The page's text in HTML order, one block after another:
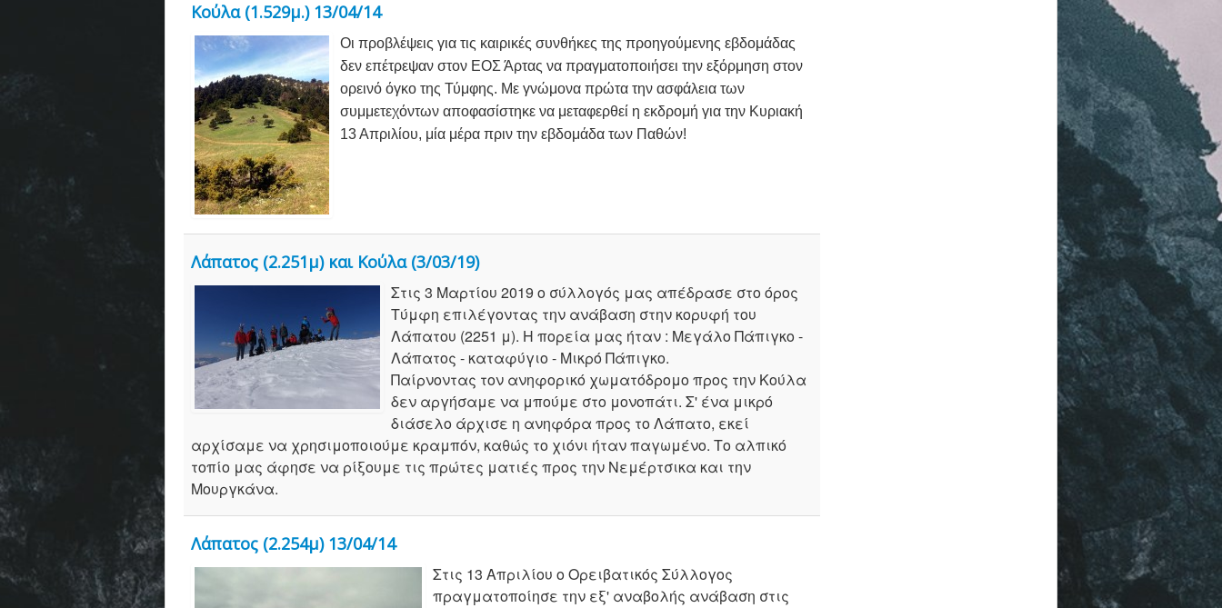
Κούλα (1.529μ.) 13/04/14
Οι προβλέψεις για τις καιρικές συνθήκες της προηγούμενης εβδομάδας
δεν επέτρεψαν στον ΕΟΣ Άρτας να πραγματοποιήσει την εξόρμηση στον
ορεινό όγκο της Τύμφης. Με γνώμονα πρώτα την ασφάλεια των
συμμετεχόντων αποφασίστηκε να μεταφερθεί η εκδρομή για την Κυριακή
13 Απριλίου, μία μέρα πριν την εβδομάδα των Παθών!
Λάπατος (2.251μ) και Κούλα (3/03/19)
Στις 3 Μαρτίου 2019 ο σύλλογός μας απέδρασε στο όρος
Τύμφη επιλέγοντας την ανάβαση στην κορυφή του
Λάπατου (2251 μ). Η πορεία μας ήταν : Μεγάλο Πάπιγκο -
Λάπατος - καταφύγιο - Μικρό Πάπιγκο.
Παίρνοντας τον ανηφορικό χωματόδρομο προς την Κούλα
δεν αργήσαμε να μπούμε στο μονοπάτι. Σ' ένα μικρό
διάσελο άρχισε η ανηφόρα προς το Λάπατο, εκεί
αρχίσαμε να χρησιμοποιούμε κραμπόν, καθώς το χιόνι ήταν παγωμένο. Το αλπικό
τοπίο μας άφησε να ρίξουμε τις πρώτες ματιές προς την Νεμέρτσικα και την
Μουργκάνα.
Λάπατος (2.254μ) 13/04/14
Στις 13 Απριλίου ο Ορειβατικός Σύλλογος
πραγματοποίησε την εξ' αναβολής ανάβαση στις